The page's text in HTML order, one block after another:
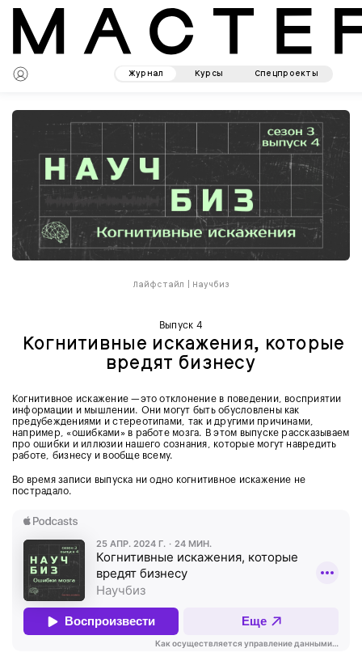
Журнал Курсы Спецпроекты
Лайфстайл Научбиз
Выпуск 4
Когнитивные искажения, которые
вредят бизнесу
Когнитивное искажение —это отклонение в поведении, восприятии
информации и мышлении. Они могут быть обусловлены как
предубеждениями и стереотипами, так и другими причинами,
например, «ошибками» в работе мозга. В этом выпуске рассказываем
про ошибки и иллюзии нашего сознания, которые могут навредить
работе, бизнесу и вообще всему.
Во время записи выпуска ни одно когнитивное искажение не
пострадало.